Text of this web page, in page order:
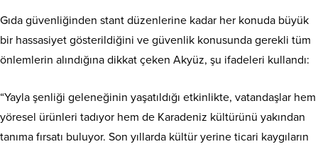
Gıda güvenliğinden stant düzenlerine kadar her konuda büyük
bir hassasiyet gösterildiğini ve güvenlik konusunda gerekli tüm
önlemlerin alındığına dikkat çeken Akyüz, şu ifadeleri kullandı:
“Yayla şenliği geleneğinin yaşatıldığı etkinlikte, vatandaşlar hem
yöresel ürünleri tadıyor hem de Karadeniz kültürünü yakından
tanıma fırsatı buluyor. Son yıllarda kültür yerine ticari kaygıların